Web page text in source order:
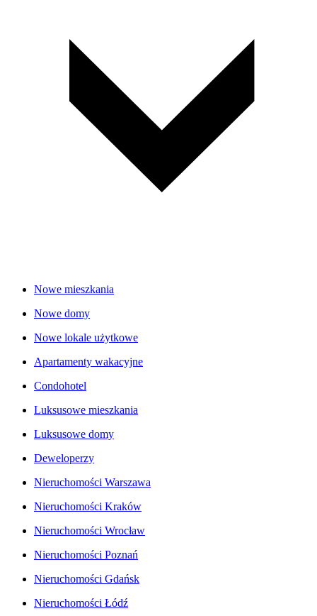
Nowe mieszkania
Nowe domy
Nowe lokale użytkowe
Apartamenty wakacyjne
Condohotel
Luksusowe mieszkania
Luksusowe domy
Deweloperzy
Nieruchomości Warszawa
Nieruchomości Kraków
Nieruchomości Wrocław
Nieruchomości Poznań
Nieruchomości Gdańsk
Nieruchomości Łódź